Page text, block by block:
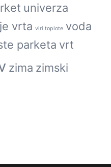
univerza
vrta viri toplote voda
parketa vrt
zima zimski